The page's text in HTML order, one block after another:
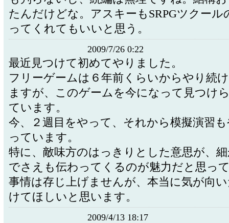
たんだけどな。アスキーもSRPGツクール
ってくれてもいいと思う。
2009/7/26 0:22
最近見つけて初めてやりました。
フリーゲームは６年前くらいからやり続
ますが、このゲームを今になって見つけ
ています。
今、２週目をやって、それから模擬演習
っています。
特に、敵味方のはっきりとした意思が、
でさえも伝わってくるのが魅力だと思っ
事情は存じ上げませんが、本当に気が向
けてほしいと思います。
2009/4/13 18:17